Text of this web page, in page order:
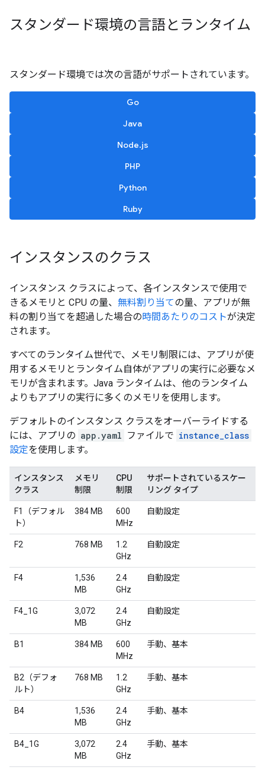
スタンダード環境の言語とランタイム
スタンダード環境では次の言語がサポートされています。
Go
Java
Node.js
PHP
Python
Ruby
インスタンスのクラス
インスタンス クラスによって、各インスタンスで使用で
きるメモリと CPU の量、 無料割り当ての量、アプリが無
料の割り当てを超過した場合の時間あたりのコストが決定
されます。
すべてのランタイム世代で、メモリ制限には、アプリが使
用するメモリとランタイム自体がアプリの実行に必要なメ
モリが含まれます。Java ランタイムは、他のランタイム
よりもアプリの実行に多くのメモリを使用します。
デフォルトのインスタンス クラスをオーバーライドする
には、アプリの app.yaml ファイルで instance_class
設定を使用します。
インスタンス
クラス
メモリ
制限
CPU
制限
サポートされているスケー
リング タイプ
F1（デフォル
ト）
384 MB
600
MHz
自動設定
F2 768 MB
1.2
GHz
自動設定
F4
1,536
MB
2.4
GHz
自動設定
F4_1G
3,072
MB
2.4
GHz
自動設定
B1 384 MB
600
MHz
手動、基本
B2（デフォ
ルト）
768 MB
1.2
GHz
手動、基本
B4
1,536
MB
2.4
GHz
手動、基本
B4_1G
3,072
MB
2.4
GHz
手動、基本